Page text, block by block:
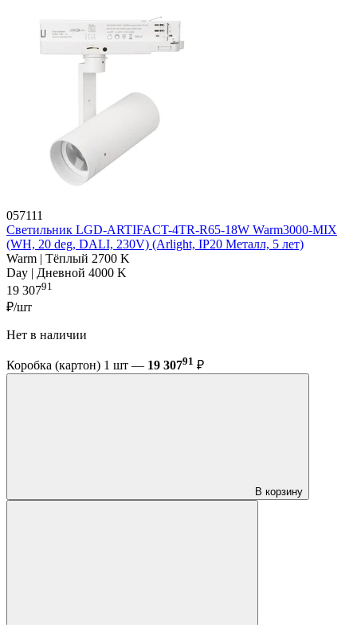
057111
Светильник LGD-ARTIFACT-4TR-R65-18W Warm3000-MIX
(WH, 20 deg, DALI, 230V) (Arlight, IP20 Металл, 5 лет)
Warm | Тёплый 2700 K
Day | Дневной 4000 K
19 30791
₽/шт
Нет в наличии
Коробка (картон) 1 шт — 19 30791 ₽
В корзину